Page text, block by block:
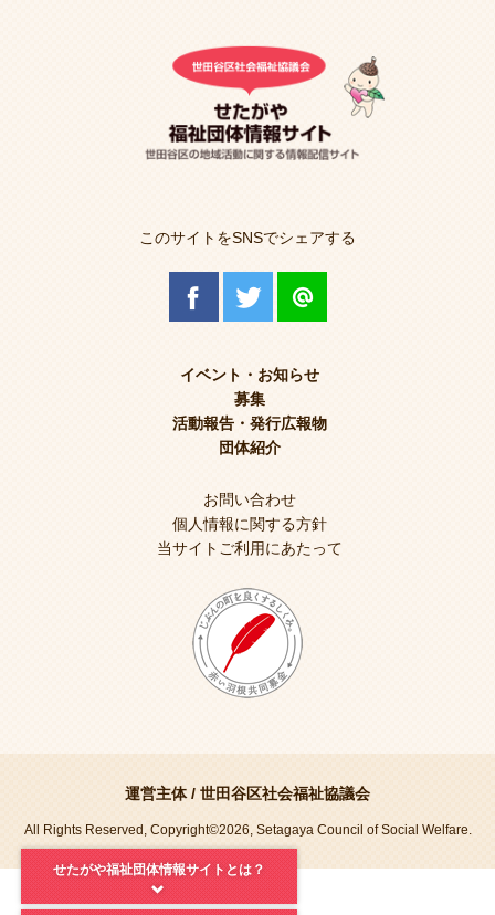
このサイトをSNSでシェアする
イベント・お知らせ
募集
活動報告・発行広報物
団体紹介
お問い合わせ
個人情報に関する方針
当サイトご利用にあたって
運営主体 / 世田谷区社会福祉協議会
All Rights Reserved, Copyright©2026, Setagaya Council of Social Welfare.
せたがや福祉団体情報サイトとは？